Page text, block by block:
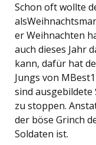
Schon oft wollte
er Weihnachten
auch dieses Jahr
kann, dafür hat
Jungs von
sind ausgebildete
zu stoppen.
der böse Grinch
Soldaten ist.